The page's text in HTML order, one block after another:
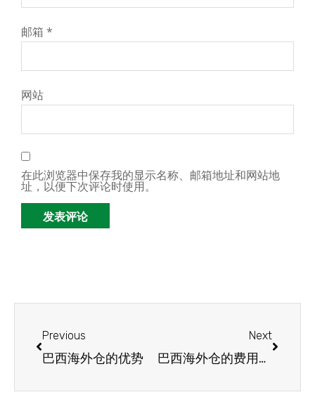
邮箱 *
网站
在此浏览器中保存我的显示名称、邮箱地址和网站地
址，以便下次评论时使用。
Previous
巴西海外仓的优势
Next
巴西海外仓的费用有哪些？